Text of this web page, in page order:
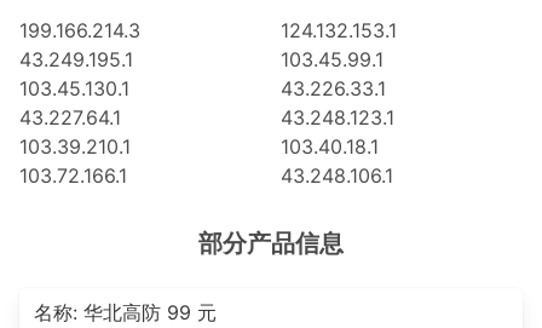
199.166.214.3
124.132.153.1
43.249.195.1
103.45.99.1
103.45.130.1
43.226.33.1
43.227.64.1
43.248.123.1
103.39.210.1
103.40.18.1
103.72.166.1
43.248.106.1
部分产品信息
名称: 华北高防 99 元